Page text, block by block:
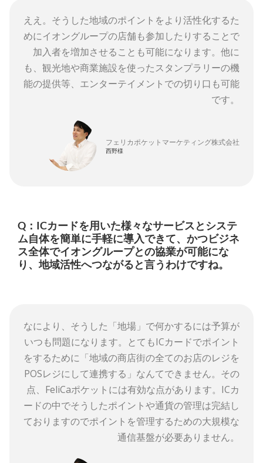
ええ。そうした地域のポイントをより活性化するた
めにイオングループの店舗も参加したりすることで
加入者を増加させることも可能になります。他に
も、観光地や商業施設を使ったスタンプラリーの機
能の提供等、エンターテイメントでの切り口も可能
です。
フェリカポケットマーケティング株式会社
西野様
Q：ICカードを用いた様々なサービスとシステ
ム自体を簡単に手軽に導入できて、かつビジネ
ス全体でイオングループとの協業が可能にな
り、地域活性へつながると言うわけですね。
なにより、そうした「地場」で何かするには予算が
いつも問題になります。とてもICカードでポイント
をするために「地域の商店街の全てのお店のレジを
POSレジにして連携する」なんてできません。その
点、FeliCaポケットには有効な点があります。ICカ
ードの中でそうしたポイントや通貨の管理は完結し
ておりますのでポイントを管理するための大規模な
通信基盤が必要ありません。